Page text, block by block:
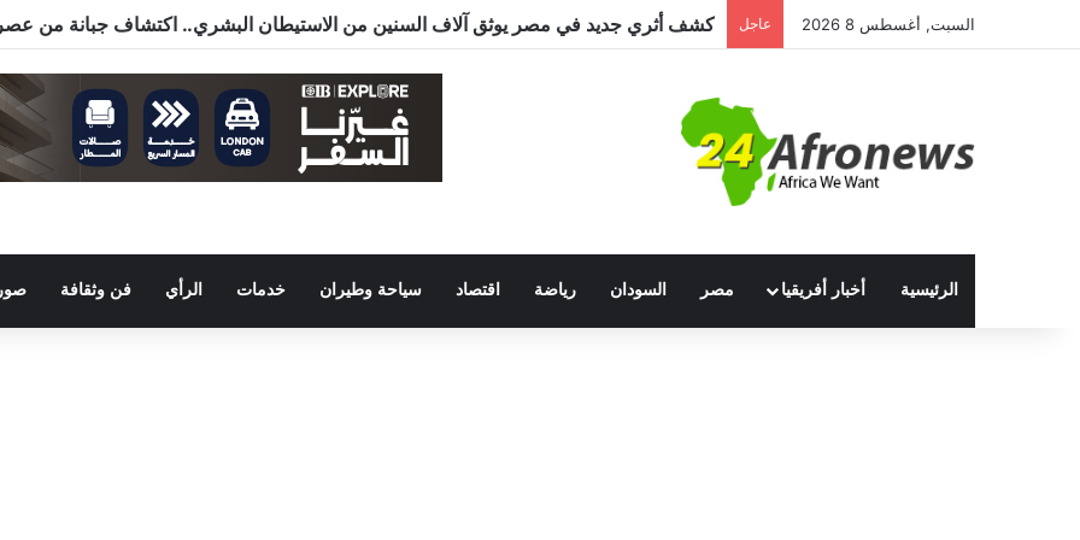
السبت, أغسطس 8 2026 عاجل
الرئيسية أخبار أفريقيا مصر السودان رياضة اقتصاد سياحة وطيران خدمات الرأي فن وثقافة